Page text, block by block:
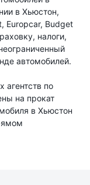
в Хьюстон,
Europcar, Budget
налоги,
автомобилей.
по
на прокат
в Хьюстон